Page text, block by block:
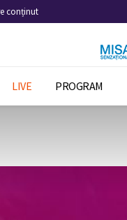
conținut
LIVE PROGRAM